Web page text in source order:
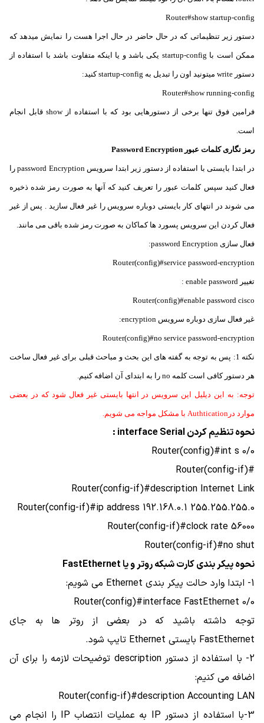
Router#show startup-config
دستور زیر تنظیماتی که در حال حاضر در حال اجرا هست را نمایش میدهد که
ممکن است با startup-config یکی باشد و یا اینکه متفاوت باشد با استفاده از
دستور write میتونید اون را تبدیل به startup-config کنید:
Router#show running-config
فرامین فوق تنها برخی از دستورهایی بود که با استفاده از show قابل انجام
است.
رمز نگاری کلمات عبور Password Encryption
در ابتدا بایستی با استفاده از دستور زیر ابتدا سرویس password Encryption را
فعال کنید سپس کلمات عبور را تعریف کنید که آنها به صورت رمز شده ذخیره
می شوند در انتهای کار بایستی دوباره سرویس را غیر فعال سازید . پس از غیر
فعال کردن این سرویس پسورد ها کماکان به صورت رمز شده باقی می مانند.
فعال سازی password Encryption:
Router(config)#service password-encryption
تغییر enable password :
Router(config)#enable password cisco
غیر فعال سازی دوباره سرویس encryption:
Router(config)#no service password-encryption
نکته 1: پس به توجه به گفته های این بحث و مباحث قبلی برای غیر فعال ساخت
هر دستور کافی است کلمه no را به ابتدای آن اضافه کنیم.
توجه: به این دیلیل این سرویس در انتها بایستی غیر فعال شود که در بعضی
موارد درAuthtication با مشکل مواجه می شویم.
نحوه تنظیم کردن interface Serial :
Router(config)#int s 0/0
#(Router(config-if
Router(config-if)#description Internet Link
Router(config-if)#ip address 192.168.0.1 255.255.255.0
Router(config-if)#clock rate 56000
Router(config-if)#no shut
نحوه پیکر بندی کارت شبکه روتر و یا FastEthernet
1- ابتدا وارد حالت پیکر بندی Ethernet می شویم:
Router(config)#interface FastEthernet 0/0
توجه داشته باشید که در بعضی از روتر ها به جای
FastEthernet بایستی Ethernet تایپ شود.
2- با استفاده از دستور description توضیحات لازمه را برای آن
اضافه می کنیم:
Router(config-if)#description Accounting LAN
3-با استفاده از دستور IP به عملیات انتصاب IP را انجام می